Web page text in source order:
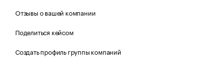
Отзывы о вашей компании
Поделиться кейсом
Создать профиль группы компаний